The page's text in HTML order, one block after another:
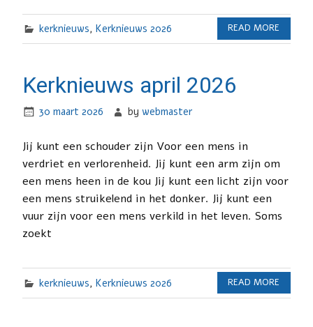
kerknieuws, Kerknieuws 2026 READ MORE
Kerknieuws april 2026
30 maart 2026 bywebmaster
Jij kunt een schouder zijn Voor een mens in
verdriet en verlorenheid. Jij kunt een arm zijn om
een mens heen in de kou Jij kunt een licht zijn voor
een mens struikelend in het donker. Jij kunt een
vuur zijn voor een mens verkild in het leven. Soms
zoekt
kerknieuws, Kerknieuws 2026 READ MORE